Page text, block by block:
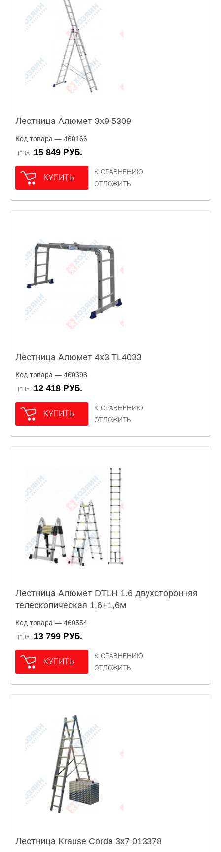
Лестница Алюмет 3x9 5309
Код товара — 460166
ЦЕНА 15 849 РУБ.
КУПИТЬ
К СРАВНЕНИЮ
ОТЛОЖИТЬ
Лестница Алюмет 4х3 TL4033
Код товара — 460398
ЦЕНА 12 418 РУБ.
КУПИТЬ
К СРАВНЕНИЮ
ОТЛОЖИТЬ
Лестница Алюмет DTLH 1.6 двухсторонняя
телескопическая 1,6+1,6м
Код товара — 460554
ЦЕНА 13 799 РУБ.
КУПИТЬ
К СРАВНЕНИЮ
ОТЛОЖИТЬ
Лестница Krause Corda 3x7 013378